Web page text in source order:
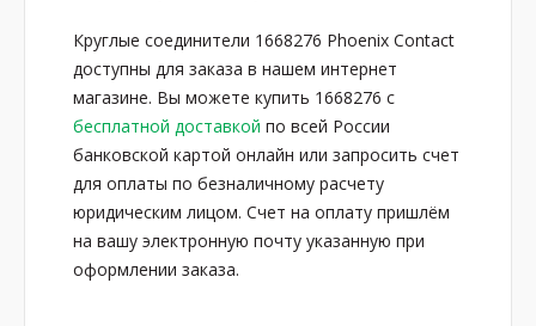
Круглые соединители 1668276 Phoenix Contact
доступны для заказа в нашем интернет
магазине. Вы можете купить 1668276 с
бесплатной доставкой по всей России
банковской картой онлайн или запросить счет
для оплаты по безналичному расчету
юридическим лицом. Счет на оплату пришлём
на вашу электронную почту указанную при
оформлении заказа.